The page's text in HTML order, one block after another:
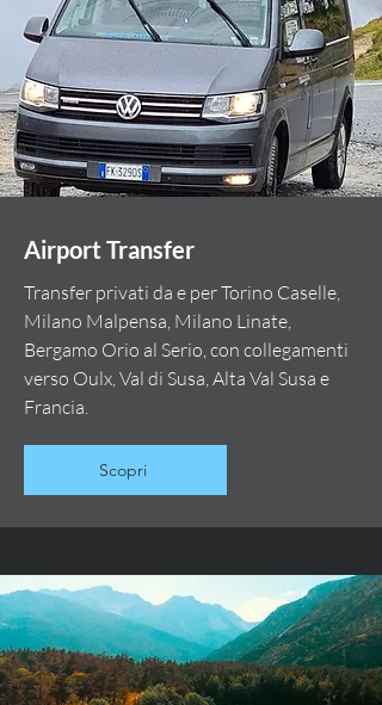
Airport Transfer
Transfer privati da e per Torino Caselle,
Milano Malpensa, Milano Linate,
Bergamo Orio al Serio, con collegamenti
verso Oulx, Val di Susa, Alta Val Susa e
Francia.
Scopri